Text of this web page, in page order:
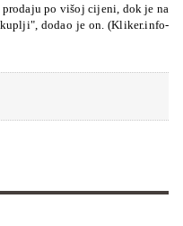
po višoj cijeni, dok je na
dodao je on. (Kliker.info-